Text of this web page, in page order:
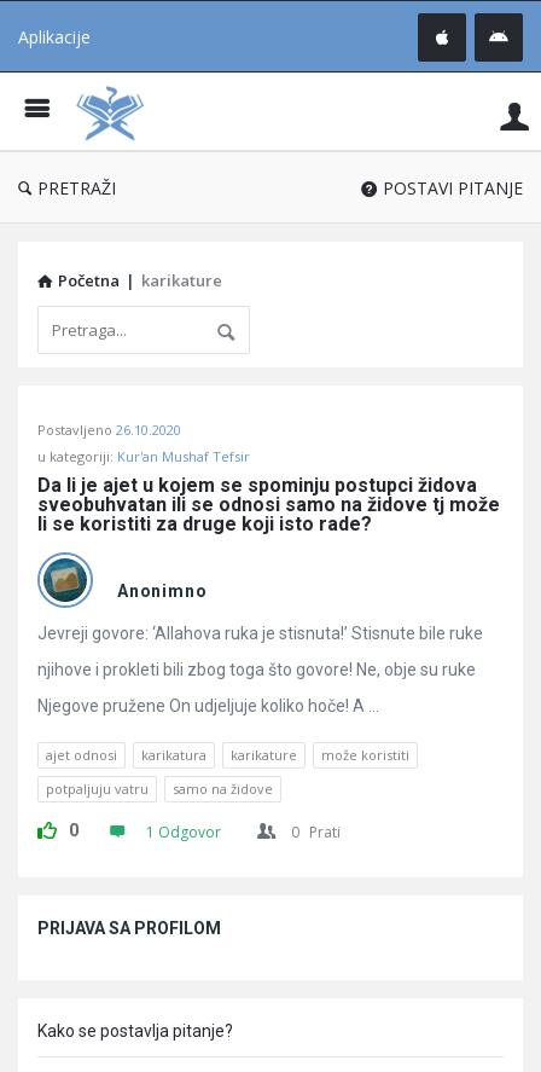
Aplikacije
®
PRETRAŽI POSTAVI PITANJE
Početna | karikature
Učene
Latest
Pitanja
Postavljeno 26.10.2020
u kategoriji: Kur'an Mushaf Tefsir
Da li je ajet u kojem se spominju postupci židova
sveobuhvatan ili se odnosi samo na židove tj može
li se koristiti za druge koji isto rade?
Anonimno
Jevreji govore: ‘Allahova ruka je stisnuta!’ Stisnute bile ruke
njihove i prokleti bili zbog toga što govore! Ne, obje su ruke
Njegove pružene On udjeljuje koliko hoče! A ...
ajet odnosi karikatura karikature
može koristiti
potpaljuju vatru
samo na židove
0 1 Odgovor 0 Prati
PRIJAVA SA PROFILOM
Kako se postavlja pitanje?